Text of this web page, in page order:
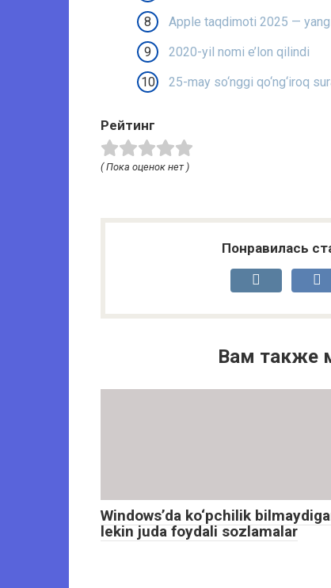
Apple taqdimoti 2025 —
2020-yil nomi e’lon qilindi
25-may so‘nggi qo‘ng‘iroq
Рейтинг
( Пока оценок нет )
Понравилась
Вам также
Windows’da ko‘pchilik
lekin juda foydali sozlamalar